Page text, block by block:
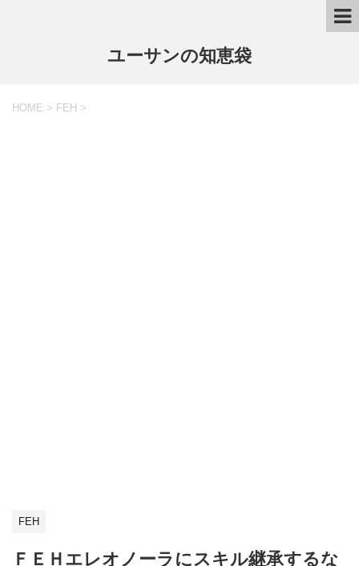
ユーサンの知恵袋
HOME > FEH >
FEH
ＦＥＨエレオノーラにスキル継承するな